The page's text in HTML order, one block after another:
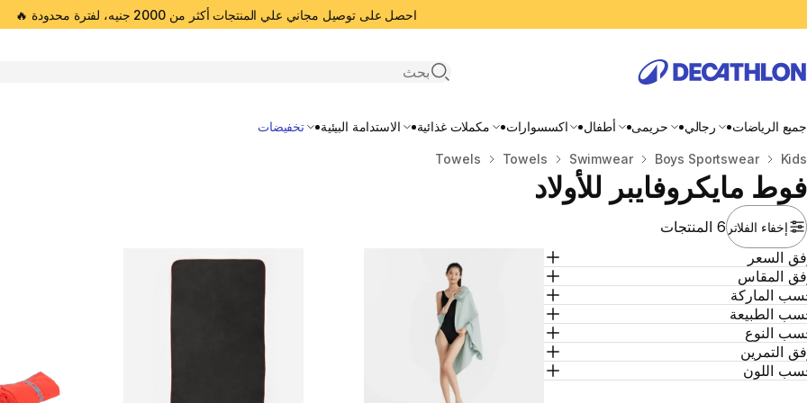
احصل على توصيل مجاني علي المنتجات أكثر من 2000 جنيه، لفترة محدودة 🔥
Open search
جميع الرياضات رجالي حريمى أطفال اكسسوارات مكملات غذائية الاستدامة البيئية تخفيضات
المنزل
Kids
Boys Sportswear
Swimwear
Towels
Towels
فوط مايكروفايبر للأولاد
إخفاء الفلاتر6 المنتجات
السعر
المقاس
الماركة
الطبيعة
النوع
التمرين
اللون